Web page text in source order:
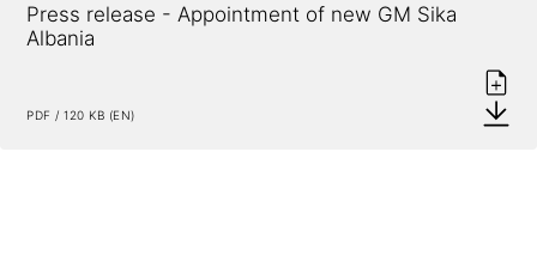
Press release - Appointment of new GM Sika
Albania
PDF / 120 KB (EN)